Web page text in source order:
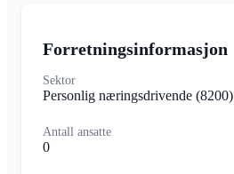
Forretningsinformasjon
Sektor
Personlig næringsdrivende (8200)
Antall ansatte
0